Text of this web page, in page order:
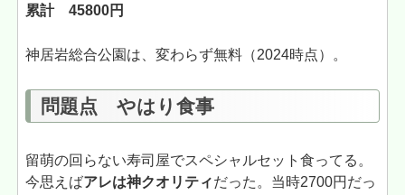
累計 45800円
神居岩総合公園は、変わらず無料（2024時点）。
問題点 やはり食事
留萌の回らない寿司屋でスペシャルセット食ってる。
今思えばアレは神クオリティだった。当時2700円だっ